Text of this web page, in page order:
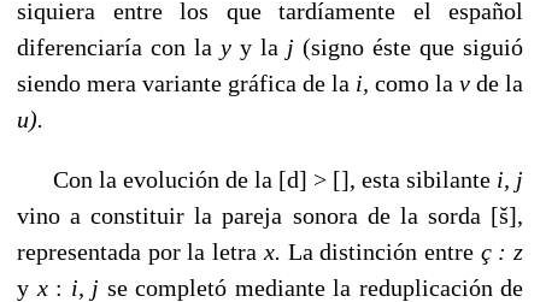
siquiera entre los que tardía­mente el español
diferenciaría con la y y la j (signo éste que siguió
siendo mera variante gráfica de la i, como la v de la
u).
Con la evolución de la [d] > [], esta sibilante i, j
vino a constituir la pareja sonora de la sorda [š],
representada por la letra x. La distinción entre ç :z
y x: i, j se comple­tó mediante la reduplicación de